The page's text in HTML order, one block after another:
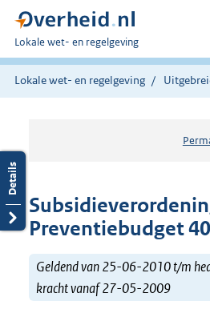
U
bent
hier:
Lokale wet- en regelgeving
Lokale wet- en regelgeving
Preventiebudget
Geldend van 25-06-2010 t/m
kracht vanaf 27-05-2009